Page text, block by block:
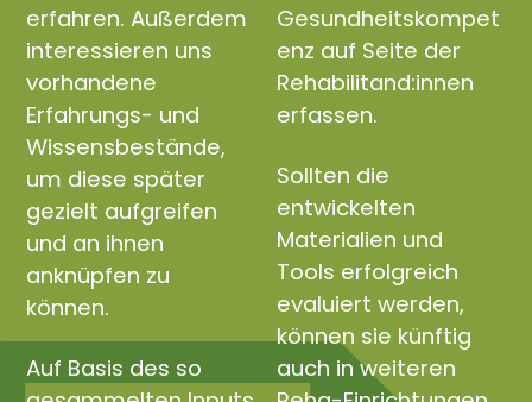
erfahren. Außerdem
interessieren uns
vorhandene
Erfahrungs- und
Wissensbestände,
um diese später
gezielt aufgreifen
und an ihnen
anknüpfen zu
können.
Auf Basis des so
Gesundheitskompet
enz auf Seite der
Rehabilitand:innen
erfassen.
Sollten die
entwickelten
Materialien und
Tools erfolgreich
evaluiert werden,
können sie künftig
auch in weiteren